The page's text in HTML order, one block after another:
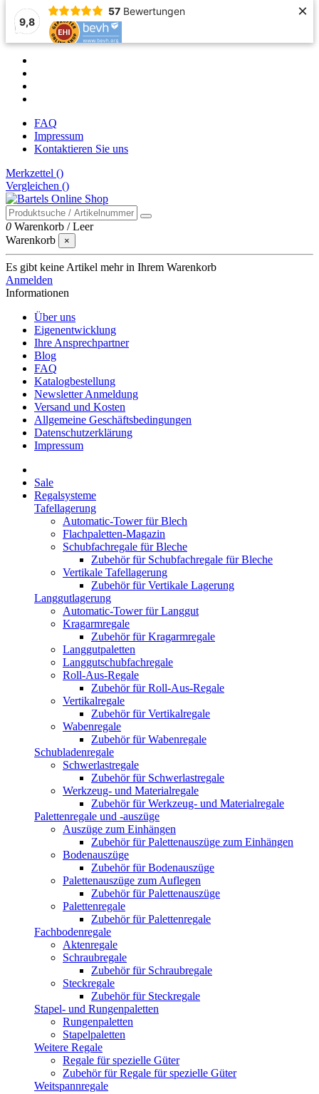
9,8
57 Bewertungen ×
FAQ
Impressum
Kontaktieren Sie uns
Merkzettel ()
Vergleichen ()
0 Warenkorb /Leer
Warenkorb
×
Es gibt keine Artikel mehr in Ihrem Warenkorb
Anmelden
Informationen
Über uns
Eigenentwicklung
Ihre Ansprechpartner
Blog
FAQ
Katalogbestellung
Newsletter Anmeldung
Versand und Kosten
Allgemeine Geschäftsbedingungen
Datenschutzerklärung
Impressum
Sale
Regalsysteme
Tafellagerung
Automatic-Tower für Blech
Flachpaletten-Magazin
Schubfachregale für Bleche
Zubehör für Schubfachregale für Bleche
Vertikale Tafellagerung
Zubehör für Vertikale Lagerung
Langgutlagerung
Automatic-Tower für Langgut
Kragarmregale
Zubehör für Kragarmregale
Langgutpaletten
Langgutschubfachregale
Roll-Aus-Regale
Zubehör für Roll-Aus-Regale
Vertikalregale
Zubehör für Vertikalregale
Wabenregale
Zubehör für Wabenregale
Schubladenregale
Schwerlastregale
Zubehör für Schwerlastregale
Werkzeug- und Materialregale
Zubehör für Werkzeug- und Materialregale
Palettenregale und -auszüge
Auszüge zum Einhängen
Zubehör für Palettenauszüge zum Einhängen
Bodenauszüge
Zubehör für Bodenauszüge
Palettenauszüge zum Auflegen
Zubehör für Palettenauszüge
Palettenregale
Zubehör für Palettenregale
Fachbodenregale
Aktenregale
Schraubregale
Zubehör für Schraubregale
Steckregale
Zubehör für Steckregale
Stapel- und Rungenpaletten
Rungenpaletten
Stapelpaletten
Weitere Regale
Regale für spezielle Güter
Zubehör für Regale für spezielle Güter
Weitspannregale